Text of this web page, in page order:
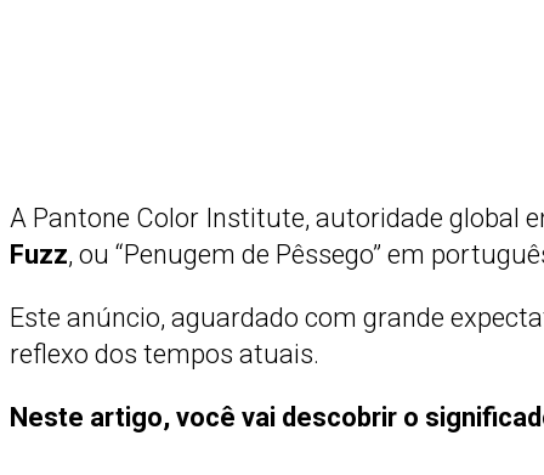
A Pantone Color Institute, autoridade global
Fuzz, ou “Penugem de Pêssego” em
Este anúncio, aguardado com grande
reflexo dos tempos atuais.
Neste artigo, você vai descobrir o